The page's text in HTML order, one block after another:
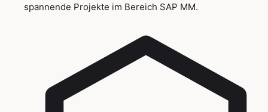
spannende Projekte im Bereich SAP MM.